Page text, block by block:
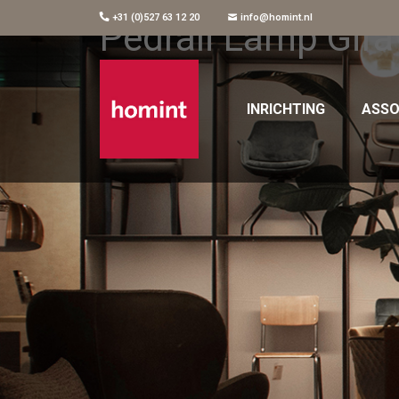
+31 (0)527 63 12 20 info@homint.nl
INRICHTING
Pedrali Lamp